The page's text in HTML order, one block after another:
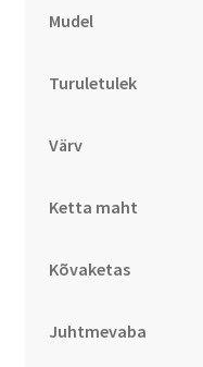
Mudel
Turuletulek
Värv
Ketta maht
Kõvaketas
Juhtmevaba